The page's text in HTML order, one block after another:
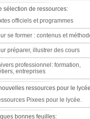
sélection de ressources:
officiels et programmes
se former : contenus et
préparer, illustrer des cours
professionnel: formation,
entreprises
ressources pour le
Pixees pour le lycée.
bonnes feuilles: